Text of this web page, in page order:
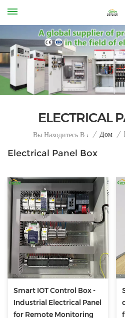
ELECTRICAL
Вы Находитесь В : / Дом /
Electrical Panel Box
Smart IOT Control Box -
Industrial Electrical Panel
for Remote Monitoring